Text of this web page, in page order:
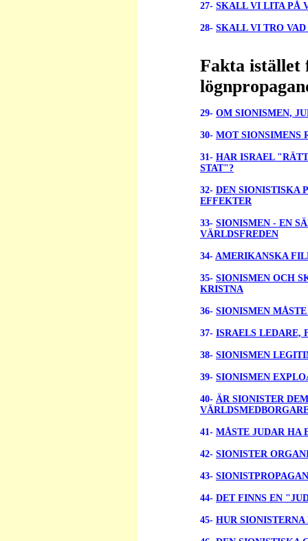
27- SKALL VI LITA PÅ
28- SKALL VI TRO
Fakta istället
29- OM SIONISMEN,
30- MOT SIONSIMENS
31- HAR ISRAEL
STAT"?
32- DEN SIONISTISKA
EFFEKTER
33- SIONISMEN - EN
VÄRLDSFREDEN
34- AMERIKANSKA
35- SIONISMEN OCH
KRISTNA
36- SIONISMEN MÅSTE
37- ISRAELS LEDARE,
38- SIONISMEN
39- SIONISMEN
40- ÄR SIONISTER
41- MÅSTE JUDAR HA
42- SIONISTER
43- S
44- DET FINNS EN
45- HUR